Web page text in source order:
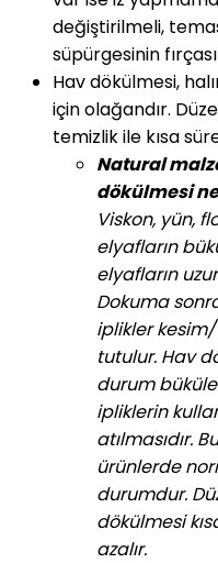
değiştirilmeli,
süpürgesinin
Hav dökülmesi,
için olağandır.
temizlik ile kısa
Natural
dökülmesi
Viskon, yün,
elyafların
elyafların
Dokuma
iplikler
tutulur. Hav
durum
ipliklerin
atılmasıdır.
ürünlerde
durumdur.
dökülmesi
azalır.